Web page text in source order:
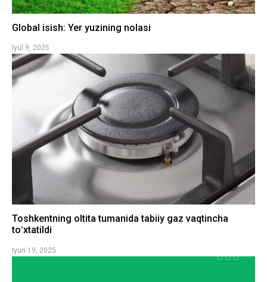
Global isish: Yer yuzining nolasi
Iyul 9, 2025
Toshkentning oltita tumanida tabiiy gaz vaqtincha
toʻxtatildi
Iyun 19, 2025